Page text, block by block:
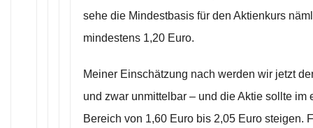
sehe die Mindestbasis für den Aktienkurs
mindestens 1,20 Euro.
Meiner Einschätzung nach werden wir jetzt
und zwar unmittelbar – und die Aktie sollte im
Bereich von 1,60 Euro bis 2,05 Euro steigen.